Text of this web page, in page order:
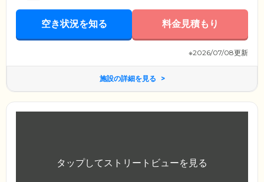
空き状況を知る 料金見積もり
※2026/07/08更新
施設の詳細を見る